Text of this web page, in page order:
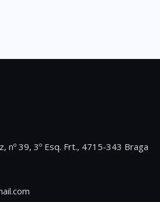
nº 39, 3º Esq. Frt., 4715-343 Braga